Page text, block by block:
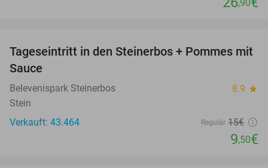
,90
37%
Tageseintritt in den Steinerbos + Pommes mit
Sauce
Belevenispark Steinerbos 8.9 star
Stein
Verkauft: 43.464
Regulär 15€
9,50€